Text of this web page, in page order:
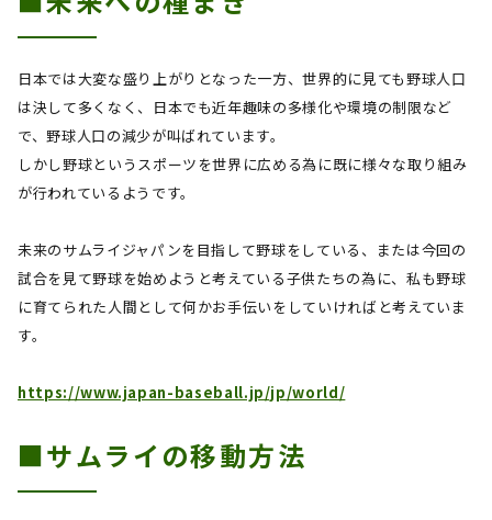
日本では大変な盛り上がりとなった一方、世界的に見ても野球人口
は決して多くなく、日本でも近年趣味の多様化や環境の制限など
で、野球人口の減少が叫ばれています。
しかし野球というスポーツを世界に広める為に既に様々な取り組み
が行われているようです。
未来のサムライジャパンを目指して野球をしている、または今回の
試合を見て野球を始めようと考えている子供たちの為に、私も野球
に育てられた人間として何かお手伝いをしていければと考えていま
す。
https://www.japan-baseball.jp/jp/world/
■サムライの移動方法